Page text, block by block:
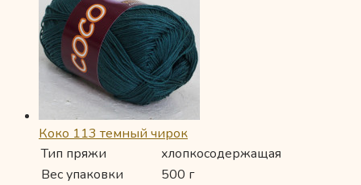
Коко 113 темный чирок
Тип пряжи
хлопкосодержащая
Вес упаковки
500 г